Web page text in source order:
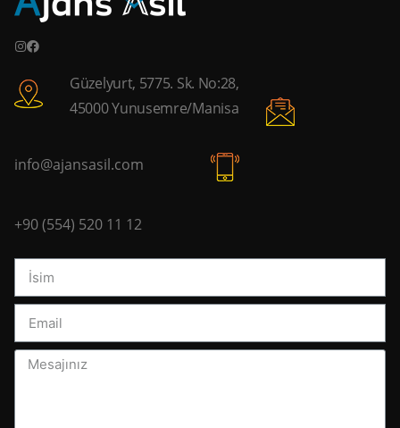
Güzelyurt, 5775. Sk. No:28,
45000 Yunusemre/Manisa
info@ajansasil.com
+90 (554) 520 11 12